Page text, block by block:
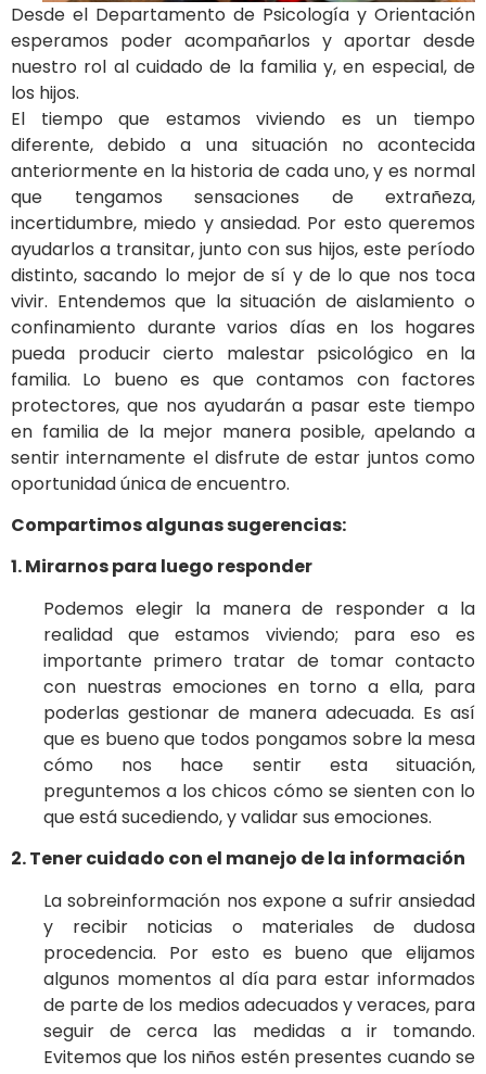
Desde el Departamento de Psicología y Orientación
esperamos poder acompañarlos y aportar desde
nuestro rol al cuidado de la familia y, en especial, de
los hijos.
El tiempo que estamos viviendo es un tiempo
diferente, debido a una situación no acontecida
anteriormente en la historia de cada uno, y es normal
que tengamos sensaciones de extrañeza,
incertidumbre, miedo y ansiedad. Por esto queremos
ayudarlos a transitar, junto con sus hijos, este período
distinto, sacando lo mejor de sí y de lo que nos toca
vivir. Entendemos que la situación de aislamiento o
confinamiento durante varios días en los hogares
pueda producir cierto malestar psicológico en la
familia. Lo bueno es que contamos con factores
protectores, que nos ayudarán a pasar este tiempo
en familia de la mejor manera posible, apelando a
sentir internamente el disfrute de estar juntos como
oportunidad única de encuentro.
Compartimos algunas sugerencias:
1. Mirarnos para luego responder
Podemos elegir la manera de responder a la
realidad que estamos viviendo; para eso es
importante primero tratar de tomar contacto
con nuestras emociones en torno a ella, para
poderlas gestionar de manera adecuada. Es así
que es bueno que todos pongamos sobre la mesa
cómo nos hace sentir esta situación,
preguntemos a los chicos cómo se sienten con lo
que está sucediendo, y validar sus emociones.
2. Tener cuidado con el manejo de la información
La sobreinformación nos expone a sufrir ansiedad
y recibir noticias o materiales de dudosa
procedencia. Por esto es bueno que elijamos
algunos momentos al día para estar informados
de parte de los medios adecuados y veraces, para
seguir de cerca las medidas a ir tomando.
Evitemos que los niños estén presentes cuando se